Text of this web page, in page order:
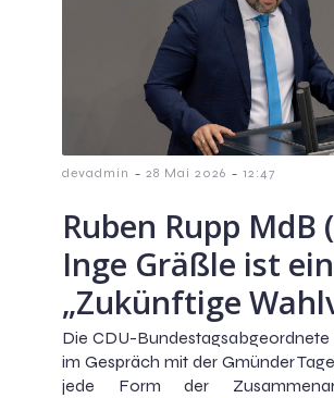
devadmin - 28 Mai 2026 - 12:47
Ruben Rupp MdB
Inge Gräßle ist
„Zukünftige
Die CDU-
im Gespräch mit der Gmünder
jede Form der